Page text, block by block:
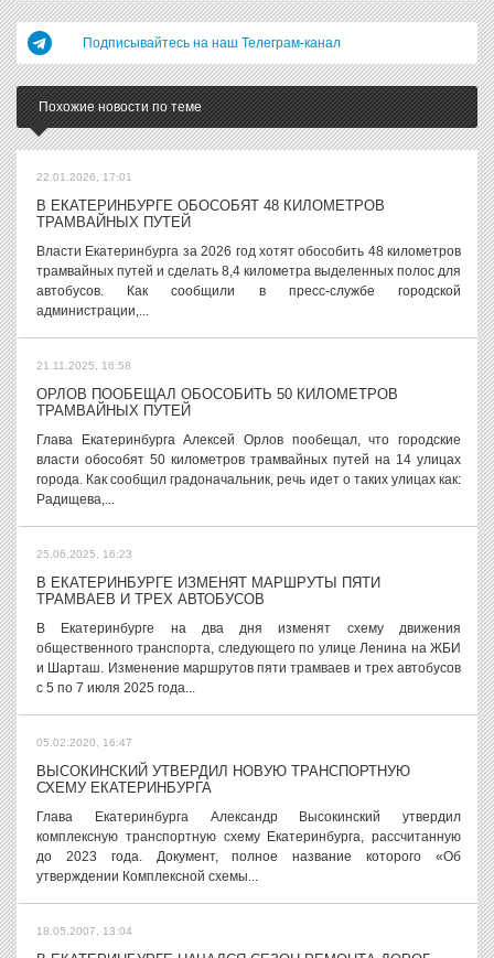
Подписывайтесь на наш Телеграм-канал
Похожие новости по теме
22.01.2026, 17:01
В ЕКАТЕРИНБУРГЕ ОБОСОБЯТ 48 КИЛОМЕТРОВ
ТРАМВАЙНЫХ ПУТЕЙ
Власти Екатеринбурга за 2026 год хотят обособить 48 километров
трамвайных путей и сделать 8,4 километра выделенных полос для
автобусов. Как сообщили в пресс-службе городской
администрации,...
21.11.2025, 16:58
ОРЛОВ ПООБЕЩАЛ ОБОСОБИТЬ 50 КИЛОМЕТРОВ
ТРАМВАЙНЫХ ПУТЕЙ
Глава Екатеринбурга Алексей Орлов пообещал, что городские
власти обособят 50 километров трамвайных путей на 14 улицах
города. Как сообщил градоначальник, речь идет о таких улицах как:
Радищева,...
25.06.2025, 16:23
В ЕКАТЕРИНБУРГЕ ИЗМЕНЯТ МАРШРУТЫ ПЯТИ
ТРАМВАЕВ И ТРЕХ АВТОБУСОВ
В Екатеринбурге на два дня изменят схему движения
общественного транспорта, следующего по улице Ленина на ЖБИ
и Шарташ. Изменение маршрутов пяти трамваев и трех автобусов
с 5 по 7 июля 2025 года...
05.02.2020, 16:47
ВЫСОКИНСКИЙ УТВЕРДИЛ НОВУЮ ТРАНСПОРТНУЮ
СХЕМУ ЕКАТЕРИНБУРГА
Глава Екатеринбурга Александр Высокинский утвердил
комплексную транспортную схему Екатеринбурга, рассчитанную
до 2023 года. Документ, полное название которого «Об
утверждении Комплексной схемы...
18.05.2007, 13:04